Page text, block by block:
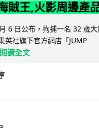
賊王,火影周邊產
6 日公布，拘捕一名 32 歲大
英社旗下官方網店「JUMP
閱讀全文